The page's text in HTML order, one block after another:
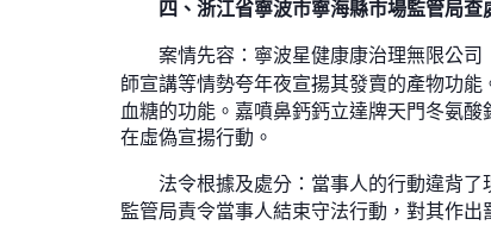
四、浙江省寧波市寧海縣市場監管局
案情先容：寧波星健康康治理無限公
師宣講等情勢夸年夜宣揚其發賣的產物功
血糖的功能。嘉噴鼻鈣鈣立達牌天門冬氨
在虛偽宣揚行動。
法令根據及處分：當事人的行動違背
監管局責令當事人結束守法行動，對其作出